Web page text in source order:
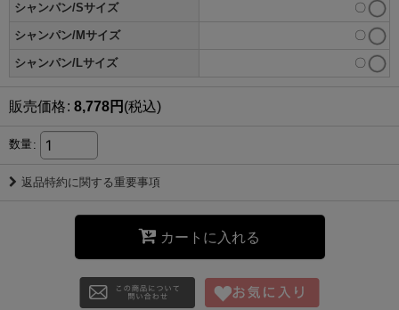
シャンパン/Sサイズ 〇
シャンパン/Mサイズ 〇
シャンパン/Lサイズ 〇
販売価格: 8,778円 (税込)
数量:
返品特約に関する重要事項
カートに入れる